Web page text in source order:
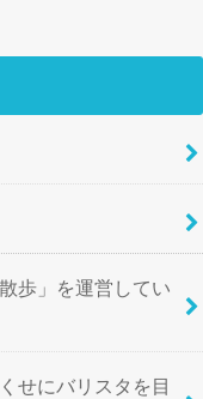
歩」を運営してい
せにバリスタを目